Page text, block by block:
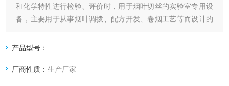
和化学特性进行检验、评价时，用于烟叶切丝的实验室专用设
备，主要用于从事烟叶调拨、配方开发、卷烟工艺等而设计的
设计合理、噪音小、产量高、操作方便、切丝均匀使用安全性
产品型号：
厂商性质：生产厂家